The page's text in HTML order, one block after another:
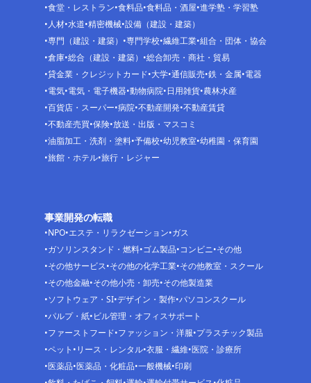
食堂・レストラン 食料品 食料品・酒屋 進学塾・学習塾
人材 水道 精密機械 設備（建設・建築）
専門（建設・建築）
専門学校 繊維工業 組合・団体・協会
倉庫 総合（建設・建築）
総合卸売・商社・貿易
貸金業・クレジットカード 大学 通信販売 鉄・金属 電器
電気 電気・電子機器 動物病院 日用雑貨 農林水産
百貨店・スーパー 病院 不動産開発 不動産賃貸
不動産売買 保険 放送・出版・マスコミ
油脂加工・洗剤・塗料 予備校 幼児教室 幼稚園・保育園
旅館・ホテル 旅行・レジャー
事業開発の転職
NPO エステ・リラクゼーション ガス
ガソリンスタンド・燃料 ゴム製品 コンビニ その他
その他サービス その他の化学工業 その他教室・スクール
その他金融 その他小売・卸売 その他製造業
ソフトウェア・SI デザイン・製作 パソコンスクール
パルプ・紙 ビル管理・オフィスサポート
ファーストフード ファッション・洋服 プラスチック製品
ペット リース・レンタル 衣服・繊維 医院・診療所
医薬品 医薬品・化粧品 一般機械 印刷